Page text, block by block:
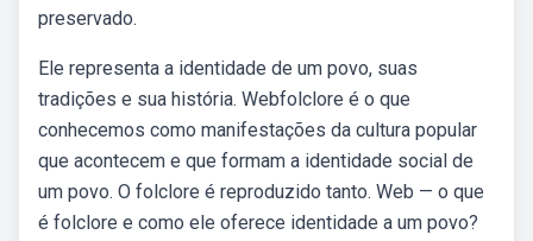
preservado.
Ele representa a identidade de um povo, suas
tradições e sua história. Webfolclore é o que
conhecemos como manifestações da cultura popular
que acontecem e que formam a identidade social de
um povo. O folclore é reproduzido tanto. Web — o que
é folclore e como ele oferece identidade a um povo?